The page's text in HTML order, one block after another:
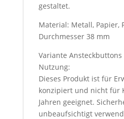
gestaltet.
Material: Metall, Papier,
Durchmesser 38 mm
Variante
Nutzung:
Dieses Produkt ist für
konzipiert und nicht für
Jahren geeignet.
unbeaufsichtigt